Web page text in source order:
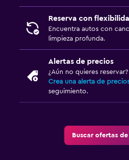
Reserva con
Encuentra autos con
limpieza profunda.
Alertas de precios
¿Aún no quieres reservar?
Crea una alerta de
seguimiento.
Buscar ofertas